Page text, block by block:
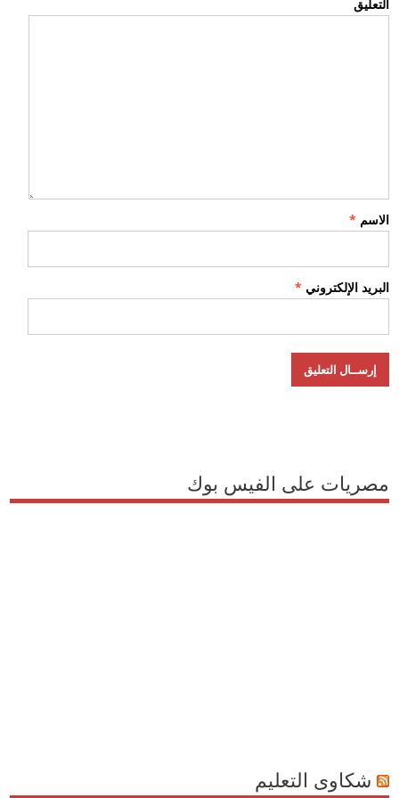
التعليق
الاسم *
البريد الإلكتروني *
مصريات على الفيس بوك
شكاوى التعليم